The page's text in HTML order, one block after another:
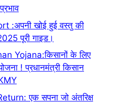
:अपनी खोई हुई वस्तु की
पूरी गाइड।
Yojana:किसानों के लिए
! प्रधानमंत्री किसान
एक सपना जो अंतरिक्ष